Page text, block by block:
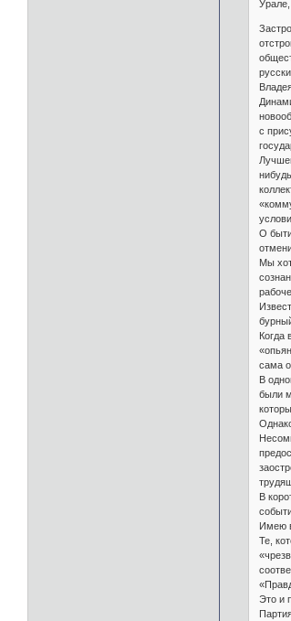
с
О
Мы
Когда
сама
В
были
В
Имею
Те,
Это и